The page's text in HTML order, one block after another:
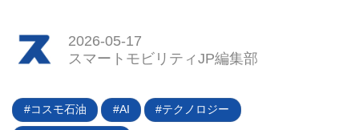
2026-05-17
スマートモビリティJP編集部
コスモ石油 AI テクノロジー